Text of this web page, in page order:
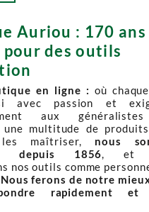
Auriou : 170 ans
pour des outils
en ligne : où
avec passion et
aux
une multitude de
maîtriser, nous
depuis 1856, et
nos outils comme
Nous ferons de notre
rapidement et